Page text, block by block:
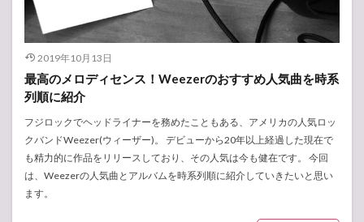
2019年10月13日
最高のメロディセンス！Weezerのおすすめ人気曲を時系
列順に紹介
フジロックでヘッドライナーを務めたこともある、アメリカの人気ロッ
クバンドWeezer(ウィーザー)。 デビューから20年以上経過した現在で
も精力的に作品をリリースしており、その人気は今も健在です。 今回
は、Weezerの人気曲とアルバムを時系列順に紹介していきたいと思い
ます。